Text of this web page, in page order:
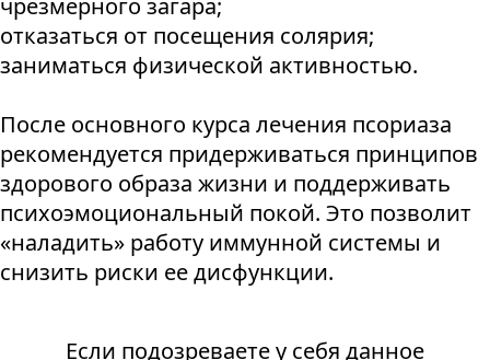
чрезмерного загара;
отказаться от посещения солярия;
заниматься физической активностью.
После основного курса лечения псориаза
рекомендуется придерживаться принципов
здорового образа жизни и поддерживать
психоэмоциональный покой. Это позволит
«наладить» работу иммунной системы и
снизить риски ее дисфункции.
Если подозреваете у себя данное